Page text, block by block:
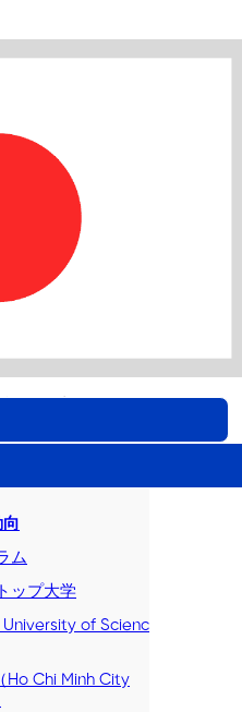
シー
ンジニア人材の
実態｜
ンジ
とは
ム
ップ大学
of Science
Ho Chi Minh City